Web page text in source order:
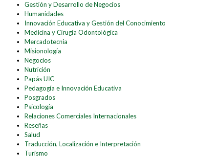
Gestión y Desarrollo de Negocios
Humanidades
Innovación Educativa y Gestión del Conocimiento
Medicina y Cirugía Odontológica
Mercadotecnia
Misionología
Negocios
Nutrición
Papás UIC
Pedagogía e Innovación Educativa
Posgrados
Psicología
Relaciones Comerciales Internacionales
Reseñas
Salud
Traducción, Localización e Interpretación
Turismo